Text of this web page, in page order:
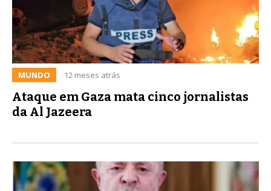
MUNDO 12 meses atrás
Ataque em Gaza mata cinco jornalistas
da Al Jazeera